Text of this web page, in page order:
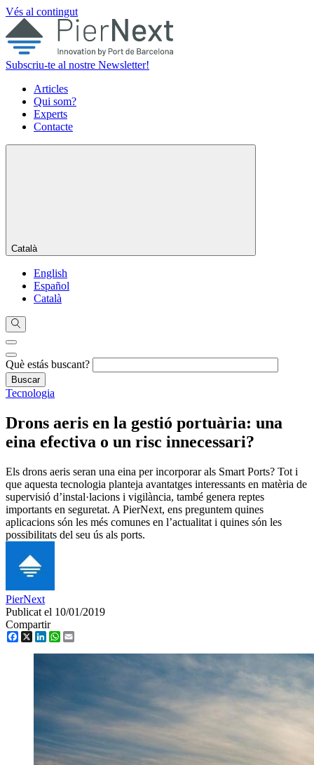
Vés al contingut
Subscriu-te al nostre Newsletter!
Articles
Qui som?
Experts
Contacte
Català
English
Español
Català
Què estás buscant?
Tecnologia
Drons aeris en la gestió portuària: una
eina efectiva o un risc innecessari?
Els drons aeris seran una eina per incorporar als Smart Ports? Tot i
que aquesta tecnologia planteja avantatges interessants en matèria de
supervisió d’instal·lacions i vigilància, també genera reptes
importants en seguretat. A PierNext, ens preguntem quines
aplicacions són les més comunes en l’actualitat i quines són les
possibilitats del seu ús als ports.
PierNext
Publicat el 10/01/2019
Compartir
Facebook
X LinkedInWhatsApp